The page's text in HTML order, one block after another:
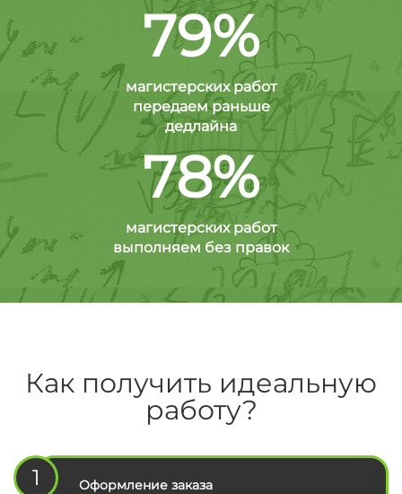
79%
магистерских работ
передаем раньше
дедлайна
78%
магистерских работ
выполняем без правок
Как получить идеальную
работу?
1
Оформление заказа